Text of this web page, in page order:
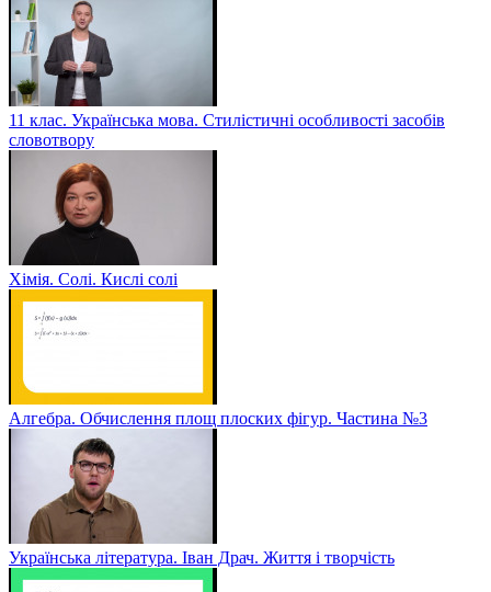
11 клас. Українська мова. Стилістичні особливості засобів
словотвору
Хімія. Солі. Кислі солі
Алгебра. Обчислення площ плоских фігур. Частина №3
Українська література. Іван Драч. Життя і творчість